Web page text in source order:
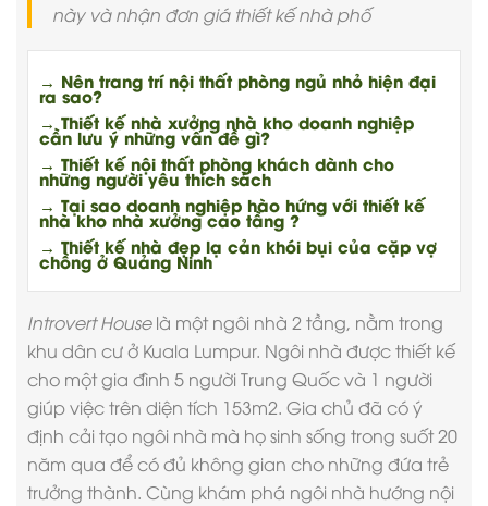
này và nhận đơn giá thiết kế nhà phố
→ Nên trang trí nội thất phòng ngủ nhỏ hiện đại
ra sao?
→ Thiết kế nhà xưởng nhà kho doanh nghiệp
cần lưu ý những vấn đề gì?
→ Thiết kế nội thất phòng khách dành cho
những người yêu thích sách
→ Tại sao doanh nghiệp hào hứng với thiết kế
nhà kho nhà xưởng cao tầng ?
→ Thiết kế nhà đẹp lạ cản khói bụi của cặp vợ
chồng ở Quảng Ninh
Introvert Houselà một ngôi nhà 2 tầng, nằm trong
khu dân cư ở Kuala Lumpur. Ngôi nhà được thiết kế
cho một gia đình 5 người Trung Quốc và 1 người
giúp việc trên diện tích 153m2. Gia chủ đã có ý
định cải tạo ngôi nhà mà họ sinh sống trong suốt 20
năm qua để có đủ không gian cho những đứa trẻ
trưởng thành. Cùng khám phá ngôi nhà hướng nội